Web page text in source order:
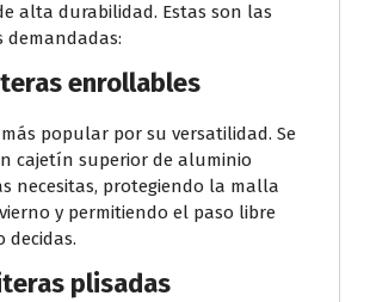
alta durabilidad. Estas son las
demandadas:
enrollables
más popular por su versatilidad. Se
cajetín superior de aluminio
necesitas, protegiendo la malla
y permitiendo el paso libre
decidas.
plisadas